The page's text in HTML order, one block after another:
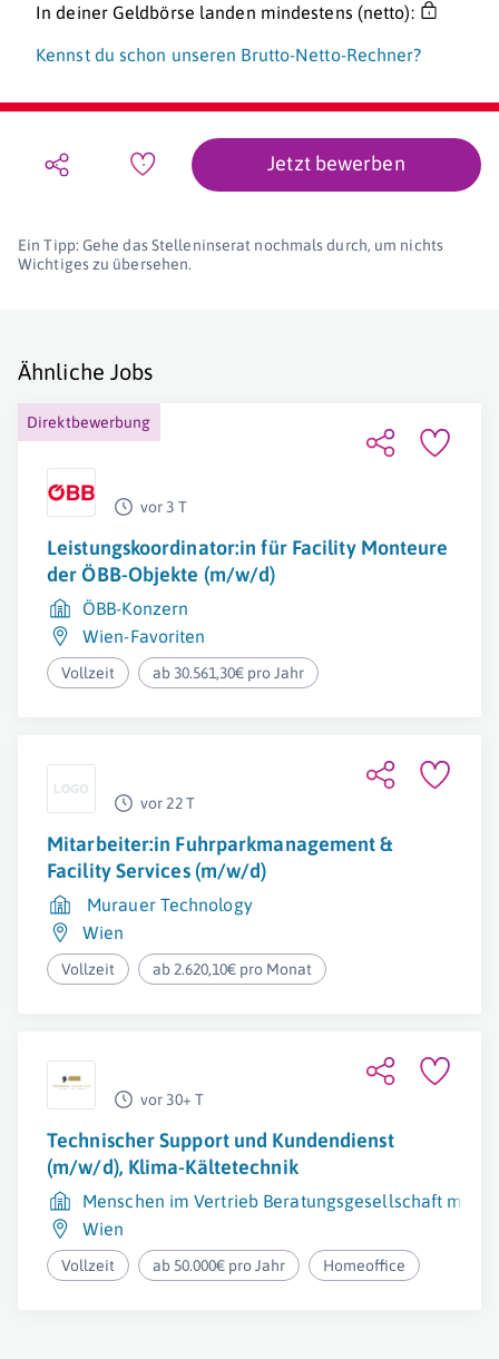
In deiner Geldbörse landen mindestens (netto):
Kennst du schon unseren Brutto-Netto-Rechner?
Jetzt bewerben
Ein Tipp: Gehe das Stelleninserat nochmals durch, um nichts
Wichtiges zu übersehen.
Ähnliche Jobs
Direktbewerbung
vor 3 T
Leistungskoordinator:in für Facility Monteure
der ÖBB-Objekte (m/w/d)
ÖBB-Konzern
Wien-Favoriten
Vollzeit ab 30.561,30€ pro Jahr
vor 22 T
Mitarbeiter:in Fuhrparkmanagement &
Facility Services (m/w/d)
Murauer Technology
Wien
Vollzeit ab 2.620,10€ pro Monat
vor 30+ T
Technischer Support und Kundendienst
(m/w/d), Klima-Kältetechnik
Menschen im Vertrieb Beratungsgesellschaft mbH
Wien
Vollzeit ab 50.000€ pro Jahr Homeoffice